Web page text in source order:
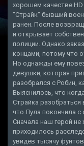
хорошем качестве HD
"Страйк" бывший
ранен. После
и открывает
полиции. Однако
концами, потому что
Но однажды ему
девушки, которая
разобрался с Робин,
Выяснилось, что
Страйка
что Лула покончила с
Сначала наш герой не
приходилось
увидев тысячу